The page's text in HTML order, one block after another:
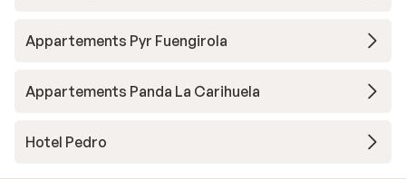
Appartements Pyr Fuengirola
Appartements Panda La Carihuela
Hotel Pedro